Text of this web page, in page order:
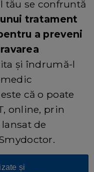
tău se confruntă
tratament
a preveni
și îndrumă-l
că o poate
online, prin
de
și